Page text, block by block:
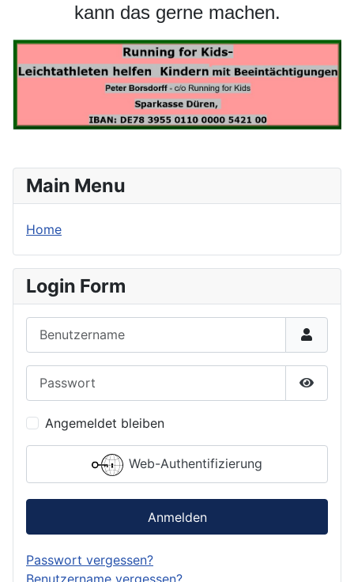
kann das gerne machen.
Main Menu
Home
Login Form
Angemeldet bleiben
Web-Authentifizierung
Anmelden
Passwort vergessen?